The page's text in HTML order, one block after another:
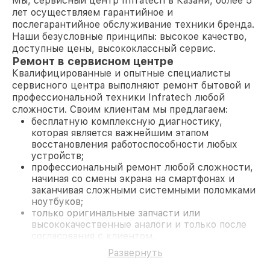
лет осуществляем гарантийное и
послегарантийное обслуживание техники бренда.
Наши безусловные принципы: высокое качество,
доступные цены, высококлассный сервис.
Ремонт в сервисном центре
Квалифицированные и опытные специалисты
сервисного центра выполняют ремонт бытовой и
профессиональной техники Infratech любой
сложности. Своим клиентам мы предлагаем:
бесплатную комплексную диагностику,
которая является важнейшим этапом
восстановления работоспособности любых
устройств;
профессиональный ремонт любой сложности,
начиная со смены экрана на смартфонах и
заканчивая сложными системными поломками
ноутбуков;
только оригинальные запчасти или
высококачественные аналоги и только после
согласования с клиентом.
На все работы и замененные комплектующие
предоставляется длительная гарантия. В случае
Развернуть